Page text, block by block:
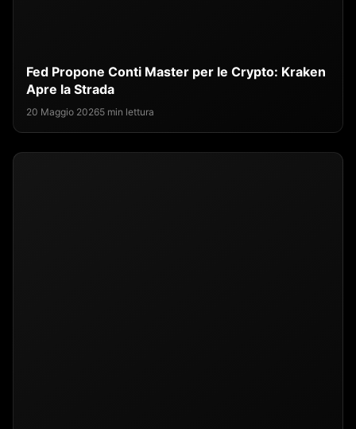
Fed Propone Conti Master per le Crypto: Kraken
Apre la Strada
20 Maggio 20265 min lettura